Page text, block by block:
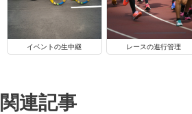
イベントの生中継 レースの進行管理
関連記事